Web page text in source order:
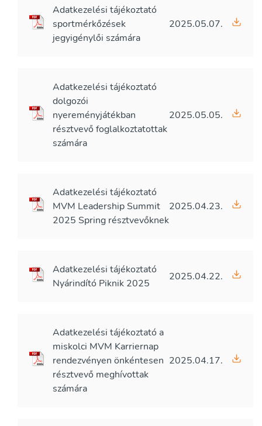
Adatkezelési tájékoztató
sportmérkőzések
jegyigénylői számára
2025.05.07.
Adatkezelési tájékoztató
dolgozói
nyereményjátékban
résztvevő foglalkoztatottak
számára
2025.05.05.
Adatkezelési tájékoztató
MVM Leadership Summit
2025 Spring résztvevőknek
2025.04.23.
Adatkezelési tájékoztató
Nyárindító Piknik 2025
2025.04.22.
Adatkezelési tájékoztató a
miskolci MVM Karriernap
rendezvényen önkéntesen
résztvevő meghívottak
számára
2025.04.17.